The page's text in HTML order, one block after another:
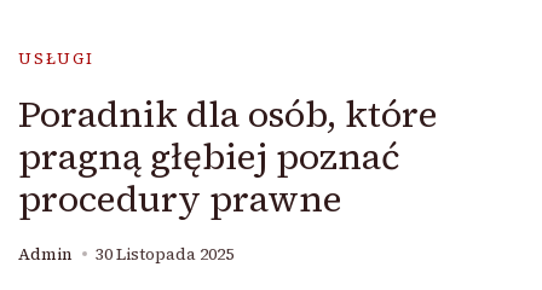
USŁUGI
Poradnik dla osób, które
pragną głębiej poznać
procedury prawne
Admin 30 Listopada 2025